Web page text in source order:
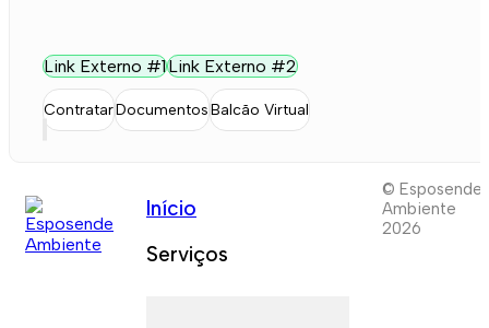
Link Externo #1Link Externo #2
ContratarDocumentosBalcão Virtual
Início
Serviços
© Esposende
Ambiente
2026